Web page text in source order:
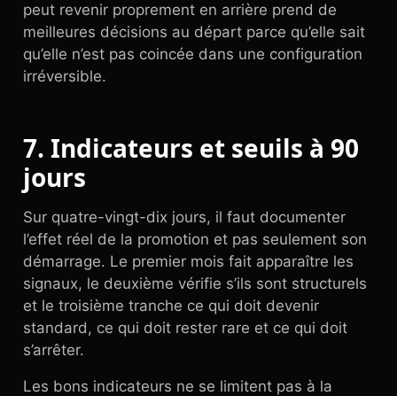
peut revenir proprement en arrière prend de
meilleures décisions au départ parce qu’elle sait
qu’elle n’est pas coincée dans une configuration
irréversible.
7. Indicateurs et seuils à 90
jours
Sur quatre-vingt-dix jours, il faut documenter
l’effet réel de la promotion et pas seulement son
démarrage. Le premier mois fait apparaître les
signaux, le deuxième vérifie s’ils sont structurels
et le troisième tranche ce qui doit devenir
standard, ce qui doit rester rare et ce qui doit
s’arrêter.
Les bons indicateurs ne se limitent pas à la